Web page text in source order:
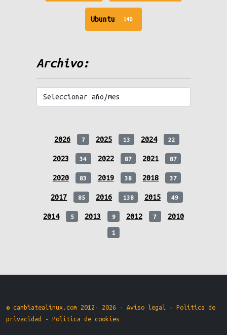
messages
messages
Ubuntu 140
messages
Archivo:
2026 7 2025 13 2024 22
2023 34 2022 87 2021 87
2020 83 2019 38 2018 37
2017 85 2016 138 2015 49
2014 5 2013 9 2012 7 2010
1
© cambiatealinux.com 2012- 2026 - Aviso legal - Politica de
privacidad - Politica de cookies